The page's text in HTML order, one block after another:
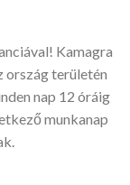
Kamagra
ország területén
nap 12 óráig
munkanap